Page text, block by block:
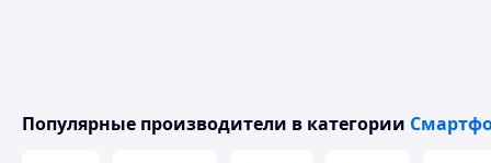
Мультимедиа
Популярные производители в категории